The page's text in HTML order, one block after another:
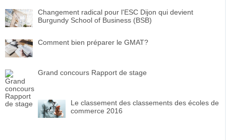
Changement radical pour l'ESC Dijon qui devient
Burgundy School of Business (BSB)
Comment bien préparer le GMAT?
Grand concours Rapport de stage
Le classement des classements des écoles de
commerce 2016